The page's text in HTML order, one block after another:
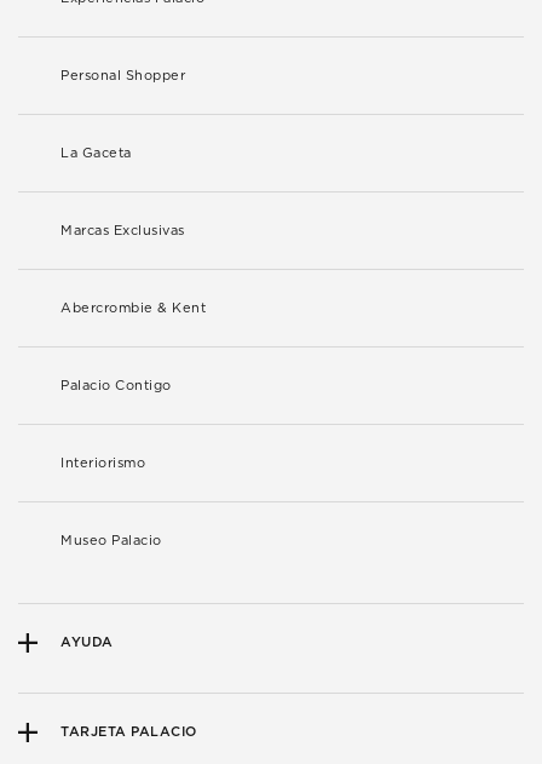
Personal Shopper
La Gaceta
Marcas Exclusivas
Abercrombie & Kent
Palacio Contigo
Interiorismo
Museo Palacio
AYUDA
TARJETA PALACIO